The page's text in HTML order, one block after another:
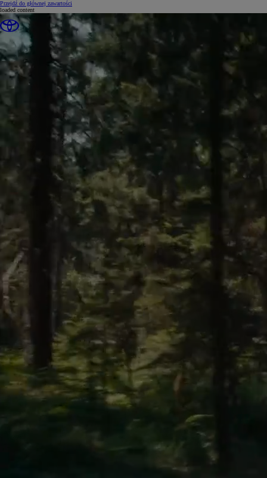
Przejdź do głównej zawartości
loaded content